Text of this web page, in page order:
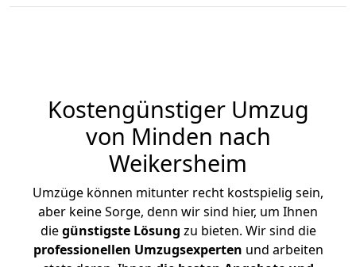
Kostengünstiger Umzug
von Minden nach
Weikersheim
Umzüge können mitunter recht kostspielig sein,
aber keine Sorge, denn wir sind hier, um Ihnen
diegünstigste Lösung zu bieten. Wir sind die
professionellen Umzugsexperten und arbeiten